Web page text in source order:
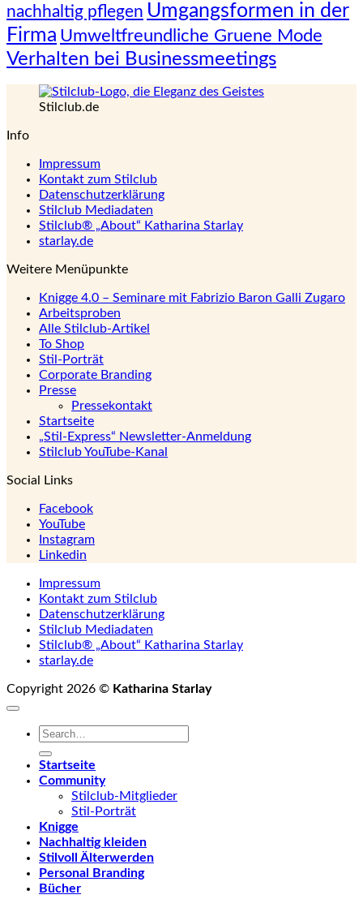
nachhaltig pflegen Umgangsformen in der
Firma Umweltfreundliche Gruene Mode
Verhalten bei Businessmeetings
Stilclub.de
Info
Impressum
Kontakt zum Stilclub
Datenschutzerklärung
Stilclub Mediadaten
Stilclub® „About“ Katharina Starlay
starlay.de
Weitere Menüpunkte
Knigge 4.0 – Seminare mit Fabrizio Baron Galli Zugaro
Arbeitsproben
Alle Stilclub-Artikel
To Shop
Stil-Porträt
Corporate Branding
Presse
Pressekontakt
Startseite
„Stil-Express“ Newsletter-Anmeldung
Stilclub YouTube-Kanal
Social Links
Facebook
YouTube
Instagram
Linkedin
Impressum
Kontakt zum Stilclub
Datenschutzerklärung
Stilclub Mediadaten
Stilclub® „About“ Katharina Starlay
starlay.de
Copyright 2026 © Katharina Starlay
Startseite
Community
Stilclub-Mitglieder
Stil-Porträt
Knigge
Nachhaltig kleiden
Stilvoll Älterwerden
Personal Branding
Bücher